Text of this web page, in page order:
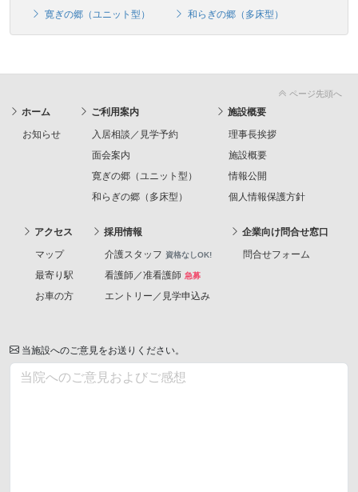
寛ぎの郷（ユニット型）
和らぎの郷（多床型）
ページ先頭へ
ホーム
お知らせ
ご利用案内
入居相談／見学予約
面会案内
寛ぎの郷（ユニット型）
和らぎの郷（多床型）
施設概要
理事長挨拶
施設概要
情報公開
個人情報保護方針
アクセス
マップ
最寄り駅
お車の方
採用情報
介護スタッフ 資格なしOK!
看護師／准看護師 急募
エントリー／見学申込み
企業向け問合せ窓口
問合せフォーム
当施設へのご意見をお送りください。